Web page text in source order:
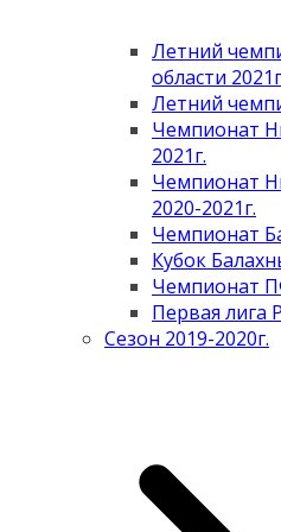
Летний
области
Летний
Чемпионат
2021г.
Чемпионат
2020-2021г.
Чемпионат
Кубок
Чемпионат
Первая лига
Сезон 2019-2020г.